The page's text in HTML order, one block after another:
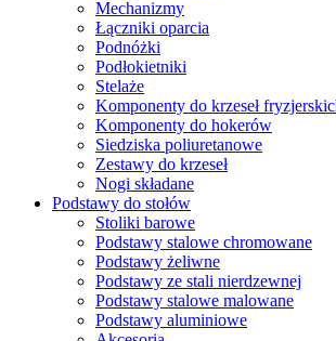
Mechanizmy
Łączniki oparcia
Podnóżki
Podłokietniki
Stelaże
Komponenty do krzeseł
Komponenty do hokerów
Siedziska poliuretanowe
Zestawy do krzeseł
Nogi składane
Podstawy do stołów
Stoliki barowe
Podstawy stalowe chromowane
Podstawy żeliwne
Podstawy ze stali nierdzewnej
Podstawy stalowe malowane
Podstawy aluminiowe